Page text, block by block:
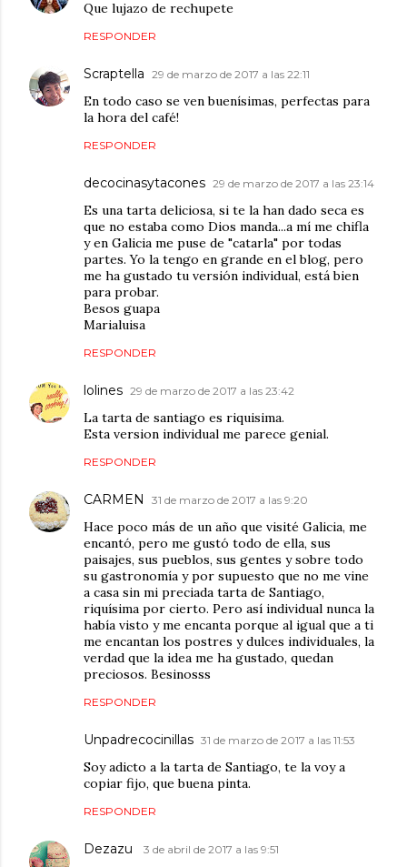
Que lujazo de rechupete
RESPONDER
Scraptella 29 de marzo de 2017 a las 22:11
En todo caso se ven buenísimas, perfectas para
la hora del café!
RESPONDER
decocinasytacones 29 de marzo de 2017 a las 23:14
Es una tarta deliciosa, si te la han dado seca es
que no estaba como Dios manda...a mí me chifla
y en Galicia me puse de "catarla" por todas
partes. Yo la tengo en grande en el blog, pero
me ha gustado tu versión individual, está bien
para probar.
Besos guapa
Marialuisa
RESPONDER
lolines 29 de marzo de 2017 a las 23:42
La tarta de santiago es riquisima.
Esta version individual me parece genial.
RESPONDER
CARMEN 31 de marzo de 2017 a las 9:20
Hace poco más de un año que visité Galicia, me
encantó, pero me gustó todo de ella, sus
paisajes, sus pueblos, sus gentes y sobre todo
su gastronomía y por supuesto que no me vine
a casa sin mi preciada tarta de Santiago,
riquísima por cierto. Pero así individual nunca la
había visto y me encanta porque al igual que a ti
me encantan los postres y dulces individuales, la
verdad que la idea me ha gustado, quedan
preciosos. Besinosss
RESPONDER
Unpadrecocinillas 31 de marzo de 2017 a las 11:53
Soy adicto a la tarta de Santiago, te la voy a
copiar fijo, que buena pinta.
RESPONDER
Dezazu 3 de abril de 2017 a las 9:51